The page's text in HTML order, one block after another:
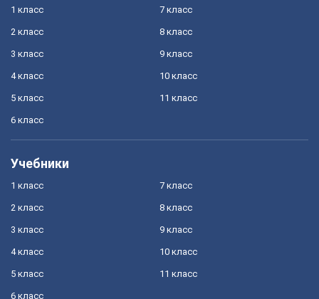
1 класс
2 класс
3 класс
4 класс
5 класс
6 класс
7 класс
8 класс
9 класс
10 класс
11 класс
Учебники
1 класс
2 класс
3 класс
4 класс
5 класс
6 класс
7 класс
8 класс
9 класс
10 класс
11 класс